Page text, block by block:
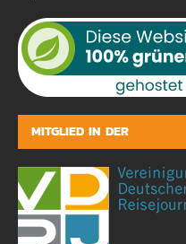
MITGLIED IN DER